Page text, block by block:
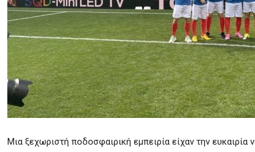
Μια ξεχωριστή ποδοσφαιρική εμπειρία είχαν την